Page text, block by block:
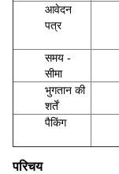
आवेदन
पत्र
समय -
सीमा
भुगतान की
शर्तें
पैकिंग
परिचय